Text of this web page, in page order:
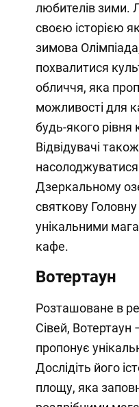
любителів зими.
своєю історією
зимова
похвалитися
обличчя, яка
можливості для
будь-якого рівня
Відвідувачі
Дзеркальному
святкову
унікальними
кафе.
Вотертаун
Розташоване в
Сівей, Вотертаун
пропонує
Дослідіть його
площу, яка